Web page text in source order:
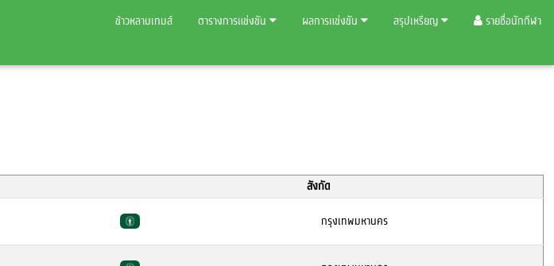
ข้าวหลามเกมส์ ตารางการแข่งขัน ผลการแข่งขัน สรุปเหรียญ รายชื่อนักกีฬา
สังกัด
กรุงเทพมหานคร